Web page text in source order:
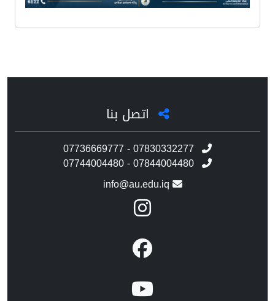
اتصل بنا
07736669777 - 07830332277
07744004480 - 07844004480
info@au.edu.iq